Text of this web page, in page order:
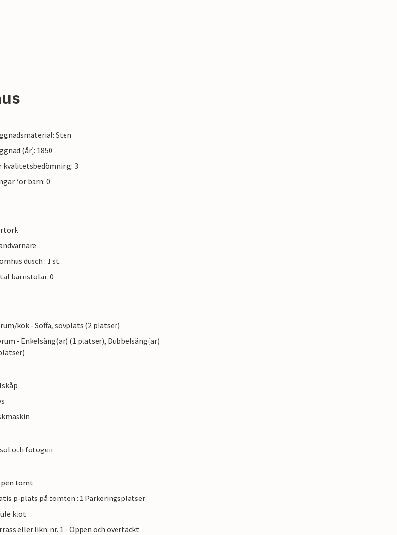
Sten
(år): 1850
kvalitetsbedömning: 3
för barn: 0
dusch : 1 st.
barnstolar: 0
kök - Soffa, sovplats (2 platser)
- Enkelsäng(ar) (1 platser), Dubbelsäng(ar)
och fotogen
tomt
p-plats på tomten : 1 Parkeringsplatser
klot
eller likn. nr. 1 - Öppen och övertäckt